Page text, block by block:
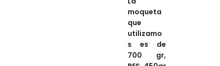
moqueta
que
utilizamo
s es de
700 gr,